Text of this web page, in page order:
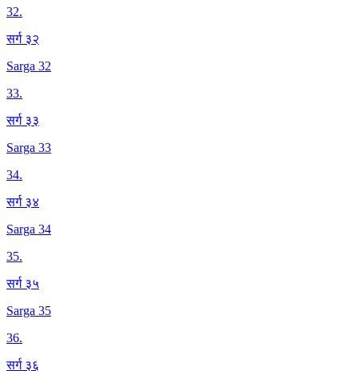
32.
सर्ग ३२
Sarga 32
33.
सर्ग ३३
Sarga 33
34.
सर्ग ३४
Sarga 34
35.
सर्ग ३५
Sarga 35
36.
सर्ग ३६